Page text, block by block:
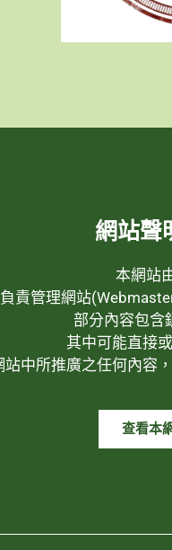
網站聲
本網站
負責管理網站
部分內容包含
其中可能直接
站中所推廣之任何內容
查看本